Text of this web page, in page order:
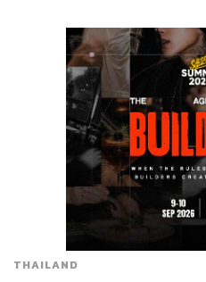
THAILAND